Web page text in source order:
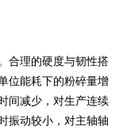
合理的硬度与韧性搭
位能耗下的粉碎量增
间减少，对生产连续
振动较小，对主轴轴